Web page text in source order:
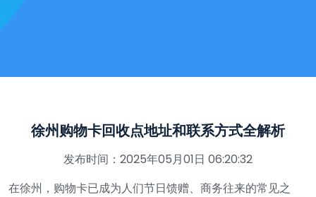
徐州购物卡回收点地址和联系方式全解析
发布时间：2025年05月01日 06:20:32
在徐州，购物卡已成为人们节日馈赠、商务往来的常见之